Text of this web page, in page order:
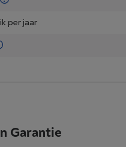
per jaar
Garantie